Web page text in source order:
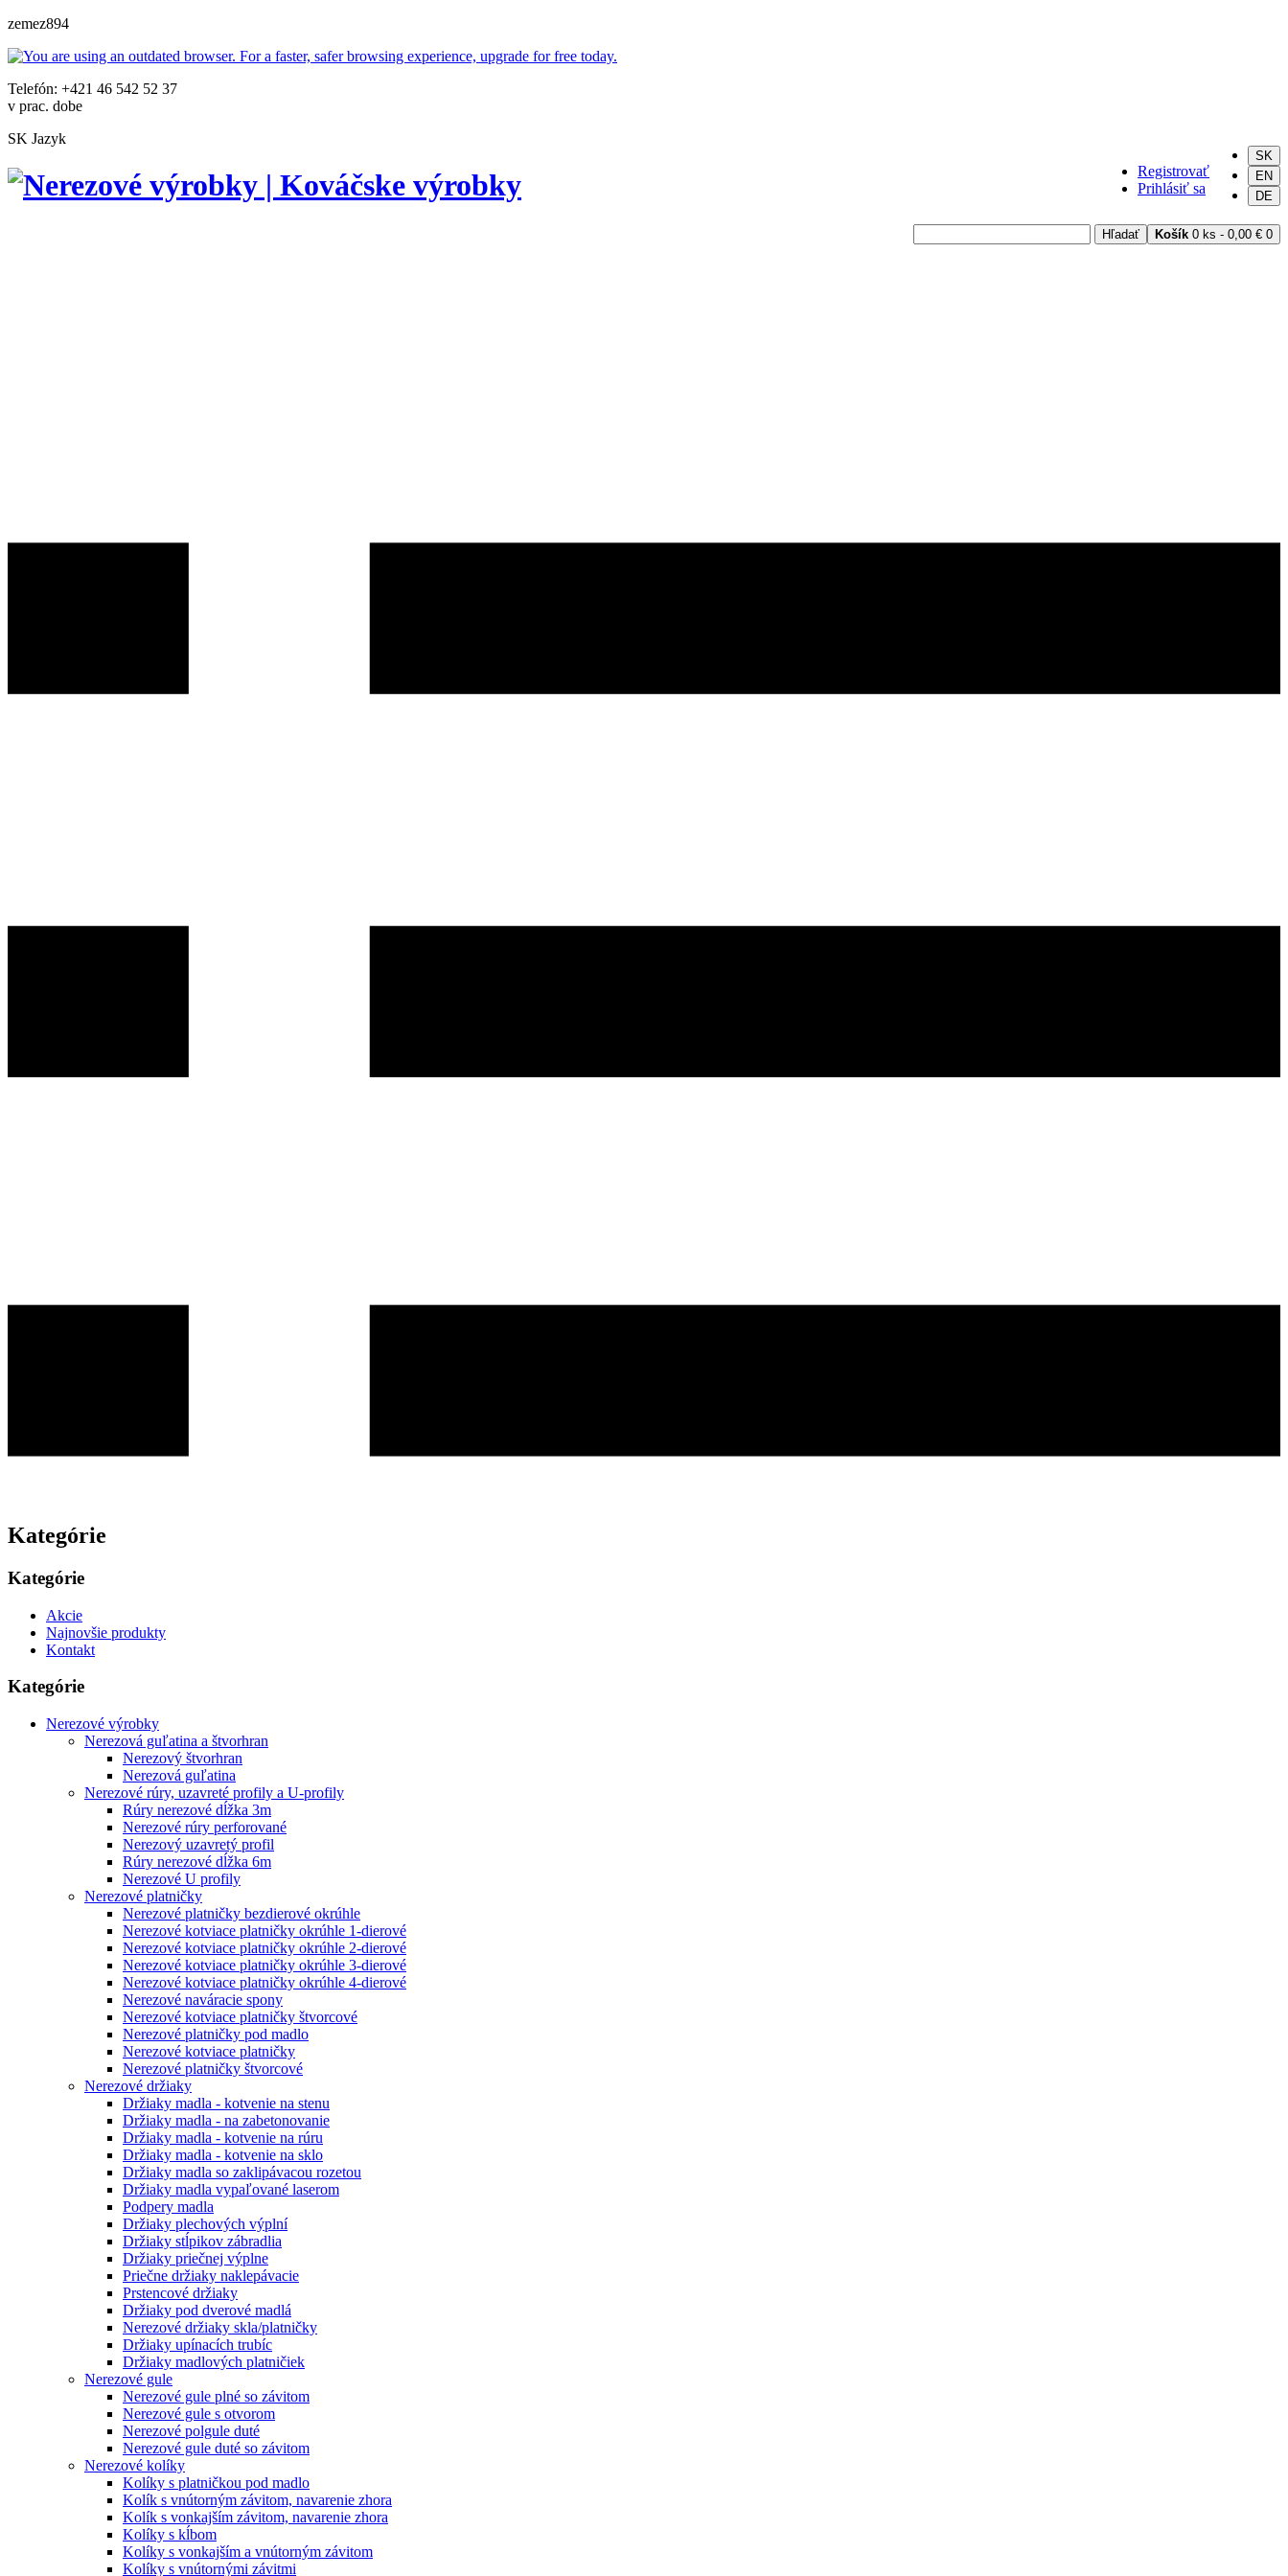
zemez894
Telefón: +421 46 542 52 37
v prac. dobe
SK Jazyk
SK
EN
DE
Registrovať
Prihlásiť sa
Košík 0 ks - 0,00 € 0
Hľadať
Kategórie
Kategórie
Akcie
Najnovšie produkty
Kontakt
Kategórie
Nerezové výrobky
Nerezová guľatina a štvorhran
Nerezový štvorhran
Nerezová guľatina
Nerezové rúry, uzavreté profily a U-profily
Rúry nerezové dĺžka 3m
Nerezové rúry perforované
Nerezový uzavretý profil
Rúry nerezové dĺžka 6m
Nerezové U profily
Nerezové platničky
Nerezové platničky bezdierové okrúhle
Nerezové kotviace platničky okrúhle 1-dierové
Nerezové kotviace platničky okrúhle 2-dierové
Nerezové kotviace platničky okrúhle 3-dierové
Nerezové kotviace platničky okrúhle 4-dierové
Nerezové naváracie spony
Nerezové kotviace platničky štvorcové
Nerezové platničky pod madlo
Nerezové kotviace platničky
Nerezové platničky štvorcové
Nerezové držiaky
Držiaky madla - kotvenie na stenu
Držiaky madla - na zabetonovanie
Držiaky madla - kotvenie na rúru
Držiaky madla - kotvenie na sklo
Držiaky madla so zaklipávacou rozetou
Držiaky madla vypaľované laserom
Podpery madla
Držiaky plechových výplní
Držiaky stĺpikov zábradlia
Držiaky priečnej výplne
Priečne držiaky naklepávacie
Prstencové držiaky
Držiaky pod dverové madlá
Nerezové držiaky skla/platničky
Držiaky upínacích trubíc
Držiaky madlových platničiek
Nerezové gule
Nerezové gule plné so závitom
Nerezové gule s otvorom
Nerezové polgule duté
Nerezové gule duté so závitom
Nerezové kolíky
Kolíky s platničkou pod madlo
Kolík s vnútorným závitom, navarenie zhora
Kolík s vonkajším závitom, navarenie zhora
Kolíky s kĺbom
Kolíky s vonkajším a vnútorným závitom
Kolíky s vnútornými závitmi